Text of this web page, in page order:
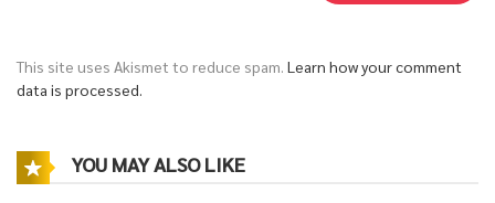
This site uses Akismet to reduce spam. Learn how your comment
data is processed.
YOU MAY ALSO LIKE